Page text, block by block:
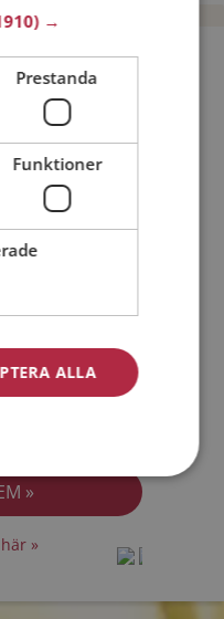
kostnad!
»
→
Prestanda
Funktioner
ALLA